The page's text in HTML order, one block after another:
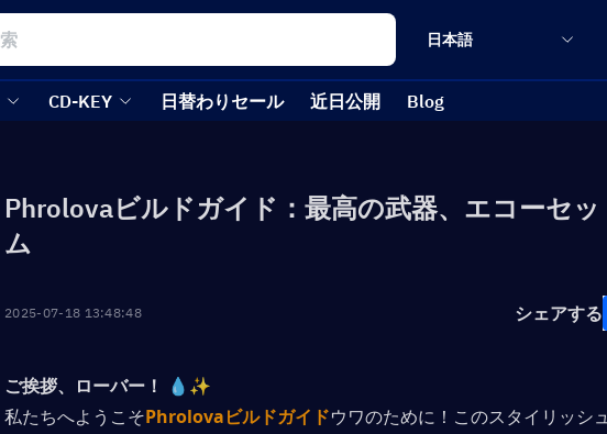
日本語
CD-KEY 日替わりセール 近日公開 Blog
Phrolovaビルドガイド：最高の武器、エコーセ
ム
2025-07-18 13:48:48 シェアする
ご挨拶、ローバー！
💧✨
私たちへようこそPhrolovaビルドガイドウワのために！このスタイリッシ